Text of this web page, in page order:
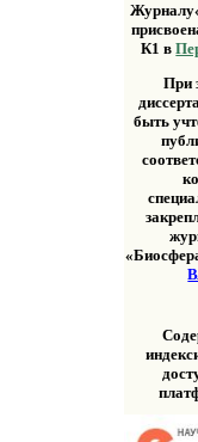
К1 в
При
быть